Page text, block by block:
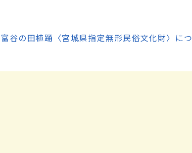
富谷の田植踊〈宮城県指定無形民俗文化財〉につ